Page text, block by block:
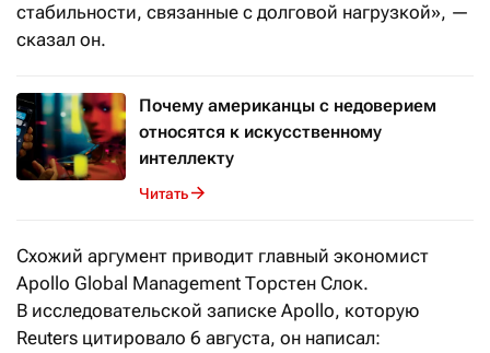
стабильности, связанные с долговой нагрузкой», —
сказал он.
Почему американцы с недоверием
относятся к искусственному
интеллекту
Читать
Схожий аргумент приводит главный экономист
Apollo Global Management Торстен Слок.
В исследовательской записке Apollo, которую
Reuters цитировало 6 августа, он написал: